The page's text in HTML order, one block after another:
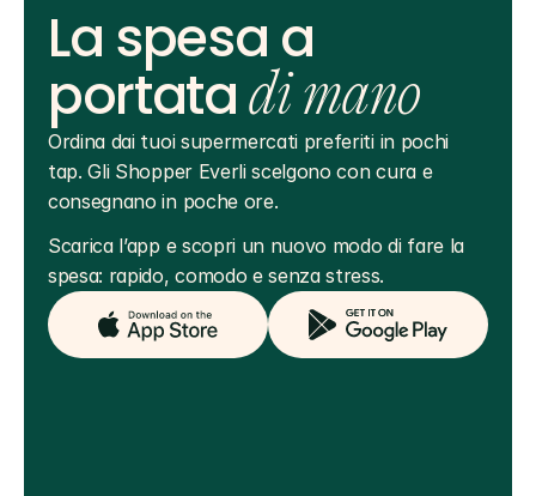
La spesa a
portatadi mano
Ordina dai tuoi supermercati preferiti in pochi
tap. Gli Shopper Everli scelgono con cura e
consegnano in poche ore.
Scarica l’app e scopri un nuovo modo di fare la
spesa: rapido, comodo e senza stress.